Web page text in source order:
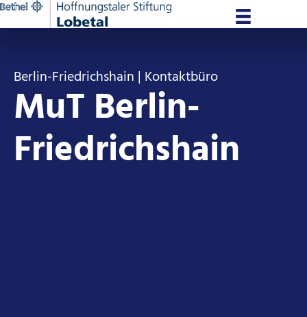
Zum
Inhalt
Berlin-Friedrichshain | Kontaktbüro
MuT Berlin-
Friedrichshain